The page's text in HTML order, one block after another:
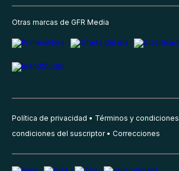
Otras marcas de GFR Media
Política de privacidad Términos y condiciones
condiciones del suscriptor
Correcciones